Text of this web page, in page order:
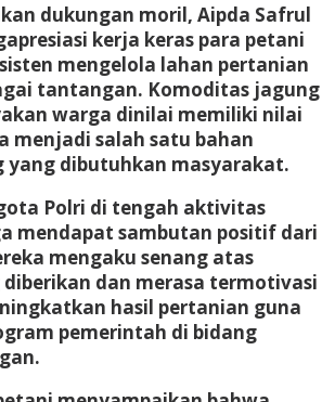
dukungan moril, Aipda Safrul
kerja keras para petani
mengelola lahan pertanian
tantangan. Komoditas jagung
warga dinilai memiliki nilai
menjadi salah satu bahan
yang dibutuhkan masyarakat.
Polri di tengah aktivitas
mendapat sambutan positif dari
mengaku senang atas
dan merasa termotivasi
hasil pertanian guna
pemerintah di bidang